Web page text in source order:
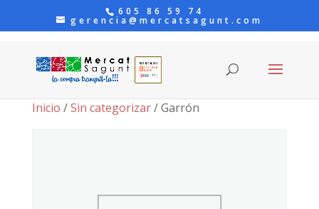
605 86 59 74
gerencia@mercatsagunt.com
Inicio /Sin categorizar/ Garrón